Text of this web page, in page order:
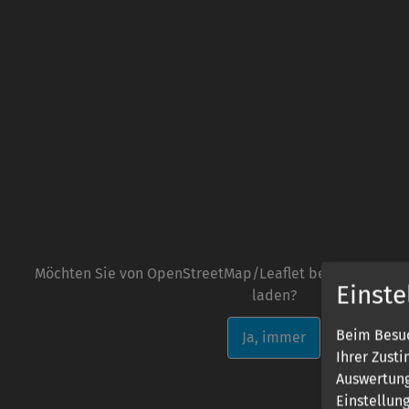
Möchten Sie von OpenStreetMap/Leaflet
laden?
Ja, immer
Beim
Ihrer